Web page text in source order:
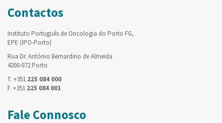
Contactos
Instituto Português de Oncologia do Porto FG,
EPE (IPO-Porto)
Rua Dr. António Bernardino de Almeida
4200-072 Porto
T. +351 225 084 000
F. +351 225 084 001
Fale Connosco